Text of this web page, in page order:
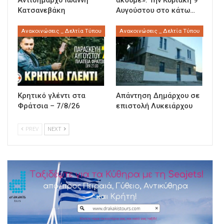
Κατσανεβάκη
Αυγούστου στο κάτω…
Ανακοινώσεις _ Δελτία Τύπου
Κρητικό γλέντι στα
Φράτσια – 7/8/26
Ανακοινώσεις _ Δελτία Τύπου
Απάντηση Δημάρχου σε
επιστολή Λυκειάρχου
PREV NEXT